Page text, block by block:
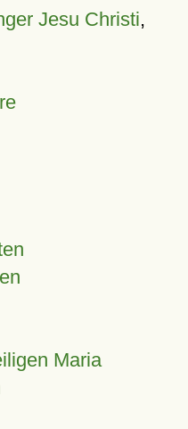
Jesu Christi,
Maria